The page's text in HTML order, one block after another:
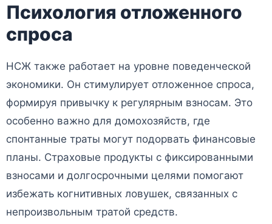
Психология отложенного
спроса
НСЖ также работает на уровне поведенческой
экономики. Он стимулирует отложенное спроса,
формируя привычку к регулярным взносам. Это
особенно важно для домохозяйств, где
спонтанные траты могут подорвать финансовые
планы. Страховые продукты с фиксированными
взносами и долгосрочными целями помогают
избежать когнитивных ловушек, связанных с
непроизвольным тратой средств.